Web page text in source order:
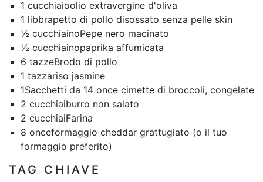
1 cucchiaioolio extravergine d'oliva
1 libbrapetto di pollo disossato senza pelle skin
½ cucchiainoPepe nero macinato
½ cucchiainopaprika affumicata
6 tazzeBrodo di pollo
1 tazzariso jasmine
1Sacchetti da 14 once cimette di broccoli, congelate
2 cucchiaiburro non salato
2 cucchiaiFarina
8 onceformaggio cheddar grattugiato (o il tuo
formaggio preferito)
TAG CHIAVE